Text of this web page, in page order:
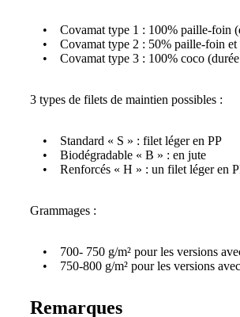
• Covamat type 1 : 100% paille-foin
• Covamat type 2 : 50% paille-foin et
• Covamat type 3 : 100% coco
3 types de filets de maintien possibles :
• Standard « S » : filet léger en PP
• Biodégradable « B » : en jute
• Renforcés « H » : un filet léger en
Grammages :
• 700- 750 g/m² pour les versions
• 750-800 g/m² pour les versions
Remarques